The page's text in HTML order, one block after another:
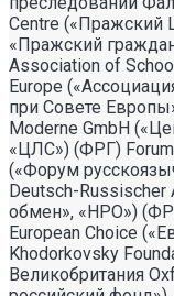
Centre («Пражский
«Пражский
Association of
Europe
при Совете
Moderne GmbH
«ЦЛС») (ФРГ) Forum
(«Форум
Deutsch-Russischer
обмен», «НРО»)
European Choice
Khodorkovsky
Великобритания